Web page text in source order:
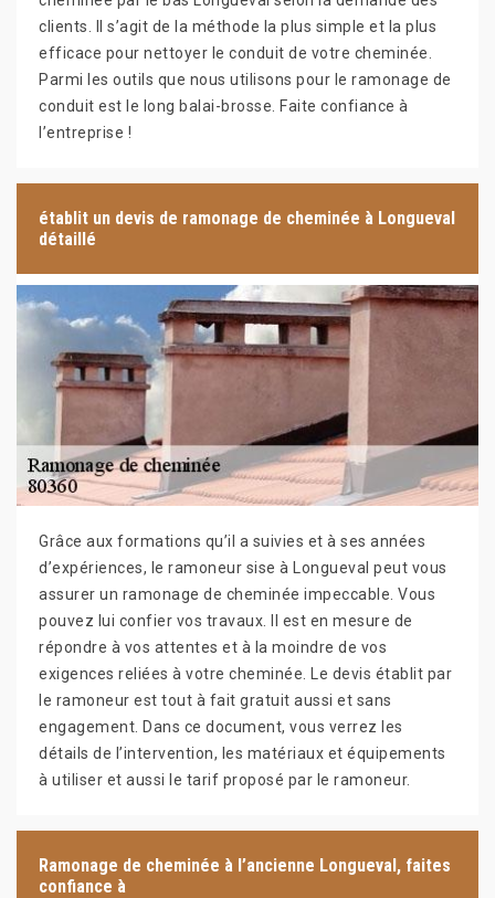
clients. Il s’agit de la méthode la plus simple et la plus
efficace pour nettoyer le conduit de votre cheminée.
Parmi les outils que nous utilisons pour le ramonage de
conduit est le long balai-brosse. Faite confiance à
l’entreprise !
établit un devis de ramonage de cheminée à Longueval
détaillé
Grâce aux formations qu’il a suivies et à ses années
d’expériences, le ramoneur sise à Longueval peut vous
assurer un ramonage de cheminée impeccable. Vous
pouvez lui confier vos travaux. Il est en mesure de
répondre à vos attentes et à la moindre de vos
exigences reliées à votre cheminée. Le devis établit par
le ramoneur est tout à fait gratuit aussi et sans
engagement. Dans ce document, vous verrez les
détails de l’intervention, les matériaux et équipements
à utiliser et aussi le tarif proposé par le ramoneur.
Ramonage de cheminée à l’ancienne Longueval, faites
confiance à